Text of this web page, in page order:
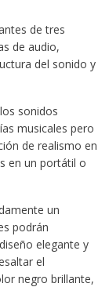
de tres
de audio,
del sonido y
sonidos
musicales pero
de realismo en
en un portátil o
un
podrán
elegante y
el
negro brillante,